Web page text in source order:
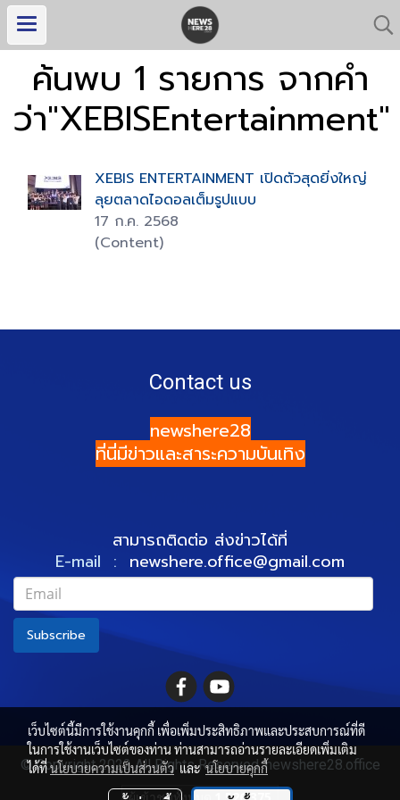
ค้นพบ 1 รายการ จากคำ
ว่า"XEBISEntertainment"
XEBIS ENTERTAINMENT เปิดตัวสุดยิ่งใหญ่
ลุยตลาดไอดอลเต็มรูปแบบ
17 ก.ค. 2568
(Content)
Contact us
newshere28
ที่นี่มีข่าวและสาระความบันเทิง
สามารถติดต่อ ส่งข่าวได้ที่
E-mail : newshere.office@gmail.com
Subscribe
© Copyright 2022 All Rights Reserved. newshere28.office
ผู้เข้าชมทั้งหมด
1,526,375
เว็บไซต์นี้มีการใช้งานคุกกี้ เพื่อเพิ่มประสิทธิภาพและประสบการณ์ที่ดี
ในการใช้งานเว็บไซต์ของท่าน ท่านสามารถอ่านรายละเอียดเพิ่มเติม
ได้ที่นโยบายความเป็นส่วนตัวและนโยบายคุกกี้